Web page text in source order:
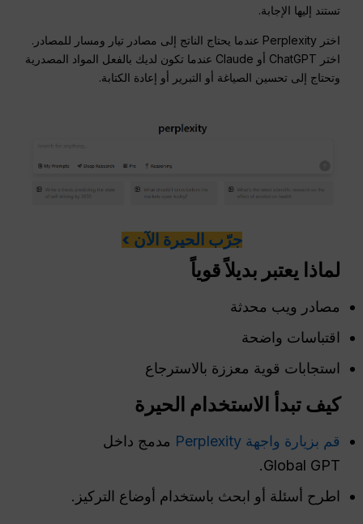
تستند إليها الإجابة.
اختر Perplexity عندما يحتاج الناتج إلى مصادر تيار ومسار للمصادر.
اختر ChatGPT أو Claude عندما تكون لديك بالفعل المواد المصدرية
وتحتاج إلى تحسين الصياغة أو التبرير أو إعادة الكتابة.
جرّب الحيرة الآن >
لماذا يعتبر بديلاً قوياً
مصادر ويب محدثة
اقتباسات واضحة
استجابات قوية معززة بالاسترجاع
كيف تبدأ الاستخدام الحيرة
قم بزيارة واجهة Perplexity
مدمج داخل
Global GPT.
اطرح أسئلة أو ابحث باستخدام أوضاع التركيز.